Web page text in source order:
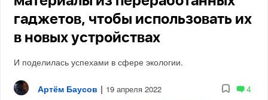
гаджетов, чтобы использовать их
в новых устройствах
И поделилась успехами в сфере экологии.
Артём Баусов | 19 апреля 2022 4